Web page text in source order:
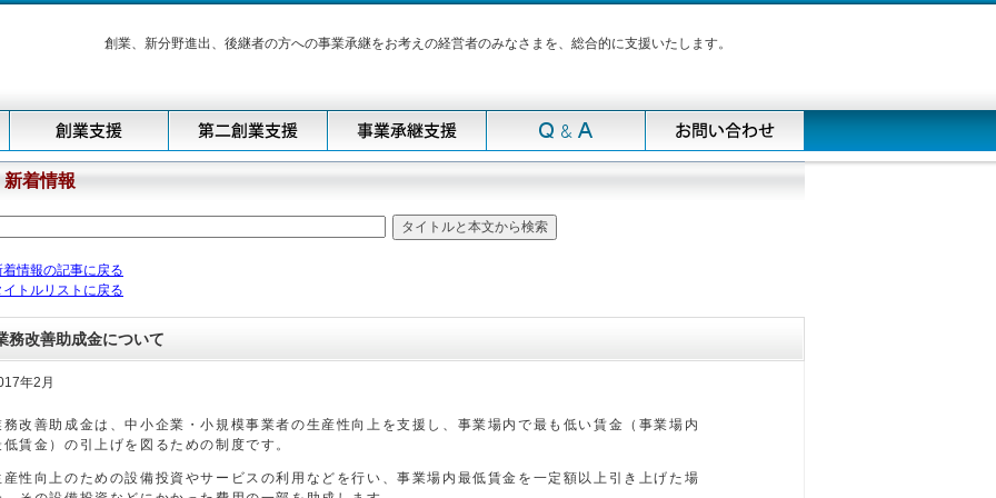
創業、新分野進出、後継者の方への事業承継をお考えの経営者のみなさまを、総合的に支援いたします。
新着情報
着情報の記事に戻る
イトルリストに戻る
務改善助成金について
年2月
務改善助成金は、中小企業・小規模事業者の生産性向上を支援し、事業場内で最も低い賃金（事業場内
低賃金）の引上げを図るための制度です。
産性向上のための設備投資やサービスの利用などを行い、事業場内最低賃金を一定額以上引き上げた場